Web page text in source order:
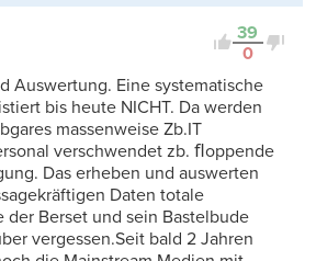
39
0
Auswertung. Eine systematische
bis heute NICHT. Da werden
massenweise Zb.IT
verschwendet zb. ﬂoppende
Das erheben und auswerten
Daten totale
der Berset und sein Bastelbude
vergessen.Seit bald 2 Jahren